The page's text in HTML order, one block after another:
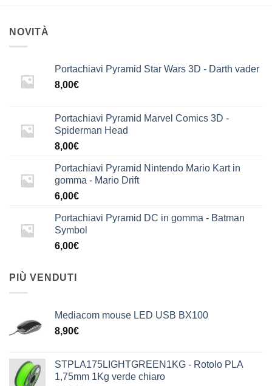
NOVITÀ
Portachiavi Pyramid Star Wars 3D - Darth vader
8,00€
Portachiavi Pyramid Marvel Comics 3D -
Spiderman Head
8,00€
Portachiavi Pyramid Nintendo Mario Kart in
gomma - Mario Drift
6,00€
Portachiavi Pyramid DC in gomma - Batman
Symbol
6,00€
PIÙ VENDUTI
Mediacom mouse LED USB BX100
8,90€
STPLA175LIGHTGREEN1KG - Rotolo PLA
1,75mm 1Kg verde chiaro